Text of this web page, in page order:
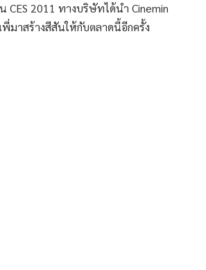
CES 2011 ทางบริษัทได้นำ Cinemin
พี่มาสร้างสีสันให้กับตลาดนี้อีกครั้ง